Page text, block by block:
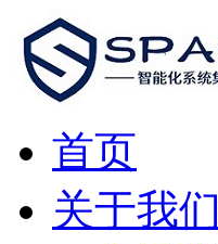
首页
关于我们